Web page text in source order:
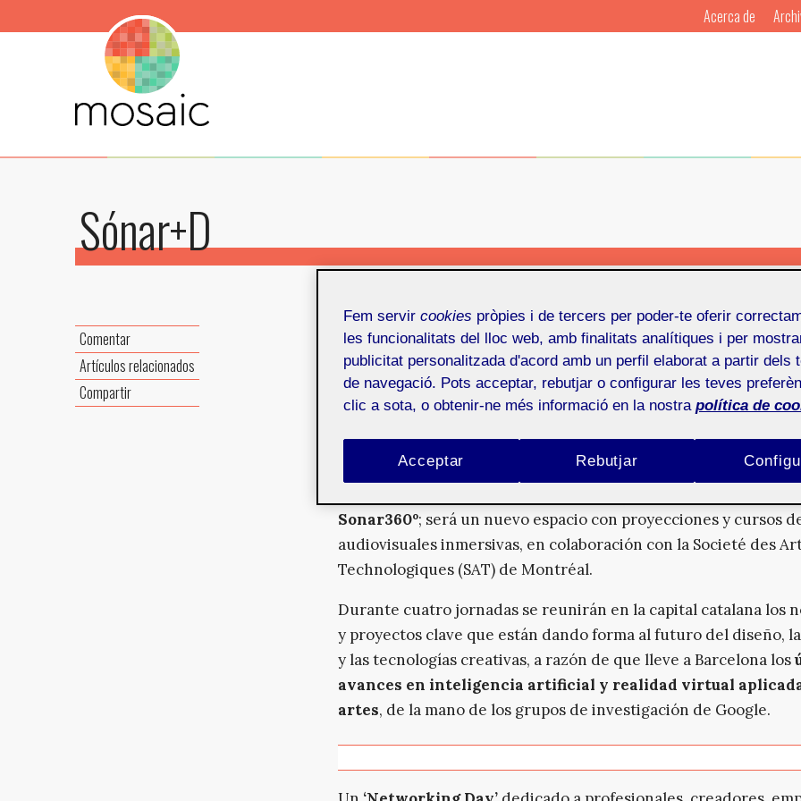
Sónar+D
PorMosaic Publicado en 6 de
Comentar
Artículos relacionados
Compartir
Sónar+D 2017 , que este año alcanzará su quinta edición, se
Barcelona los días 14, 15, 16 y 17 de junio, reuniendo entre más
actividades a unos 180 ponentes y a cerca de 5.000 personas
acreditadas de 2.100 empresas distintas y procedentes de 60
La nueva entrega de este Congreso Internacional de Cultura
Tecnologías Creativas de Sónar, que se iniciará un día antes
Sonar360º; será un nuevo espacio con proyecciones y cursos
audiovisuales inmersivas, en colaboración con la Societé des
Technologiques (SAT) de Montréal.
Durante cuatro jornadas se reunirán en la capital catalana los
y proyectos clave que están dando forma al futuro del diseño,
y las tecnologías creativas, a razón de que lleve a Barcelona los
avances en inteligencia artificial y realidad virtual
artes, de la mano de los grupos de investigación de Google.
Acerca de
Fem servir cookies pròpies i de tercers per poder-te oferir
les funcionalitats del lloc web, amb finalitats analítiques i per
publicitat personalitzada d'acord amb un perfil elaborat a partir dels
de navegació. Pots acceptar, rebutjar o configurar les teves
clic a sota, o obtenir-ne més informació en la nostra política de
Rebutjar
Acceptar